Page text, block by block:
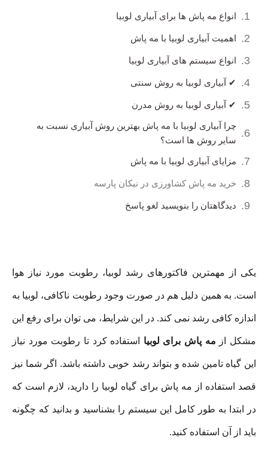
انواع مه پاش ها برای آبیاری لوبیا
اهمیت آبیاری لوبیا با مه پاش
انواع سیستم های آبیاری لوبیا
✔ آبیاری لوبیا به روش سنتی
✔ آبیاری لوبیا به روش مدرن
چرا آبیاری لوبیا با مه پاش بهترین روش آبیاری نسبت به
سایر روش ها است؟
مزایای آبیاری لوبیا با مه پاش
خرید مه پاش کشاورزی در نیکان پارسه
دیدگاهتان را بنویسید لغو پاسخ
یکی از مهمترین فاکتورهای رشد لوبیا، رطوبت مورد نیاز هوا
است. به همین دلیل هم در صورت وجود رطوبت ناکافی، لوبیا به
اندازه کافی رشد نمی کند. در این شرایط، می توان برای رفع این
مشکل از مه پاش برای لوبیا استفاده کرد تا رطوبت مورد نیاز
این گیاه تامین شده و بتواند رشد خوبی داشته باشد. اگر شما نیز
قصد استفاده از مه پاش برای گیاه لوبیا را دارید، لازم است که
در ابتدا به طور کامل این سیستم را بشناسید و بدانید که چگونه
باید از آن استفاده کنید.